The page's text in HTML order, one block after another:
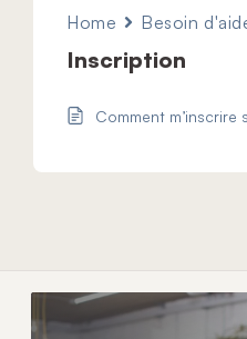
Home Besoin
Inscription
Comment m’inscrire